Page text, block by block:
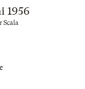
1956
Scala